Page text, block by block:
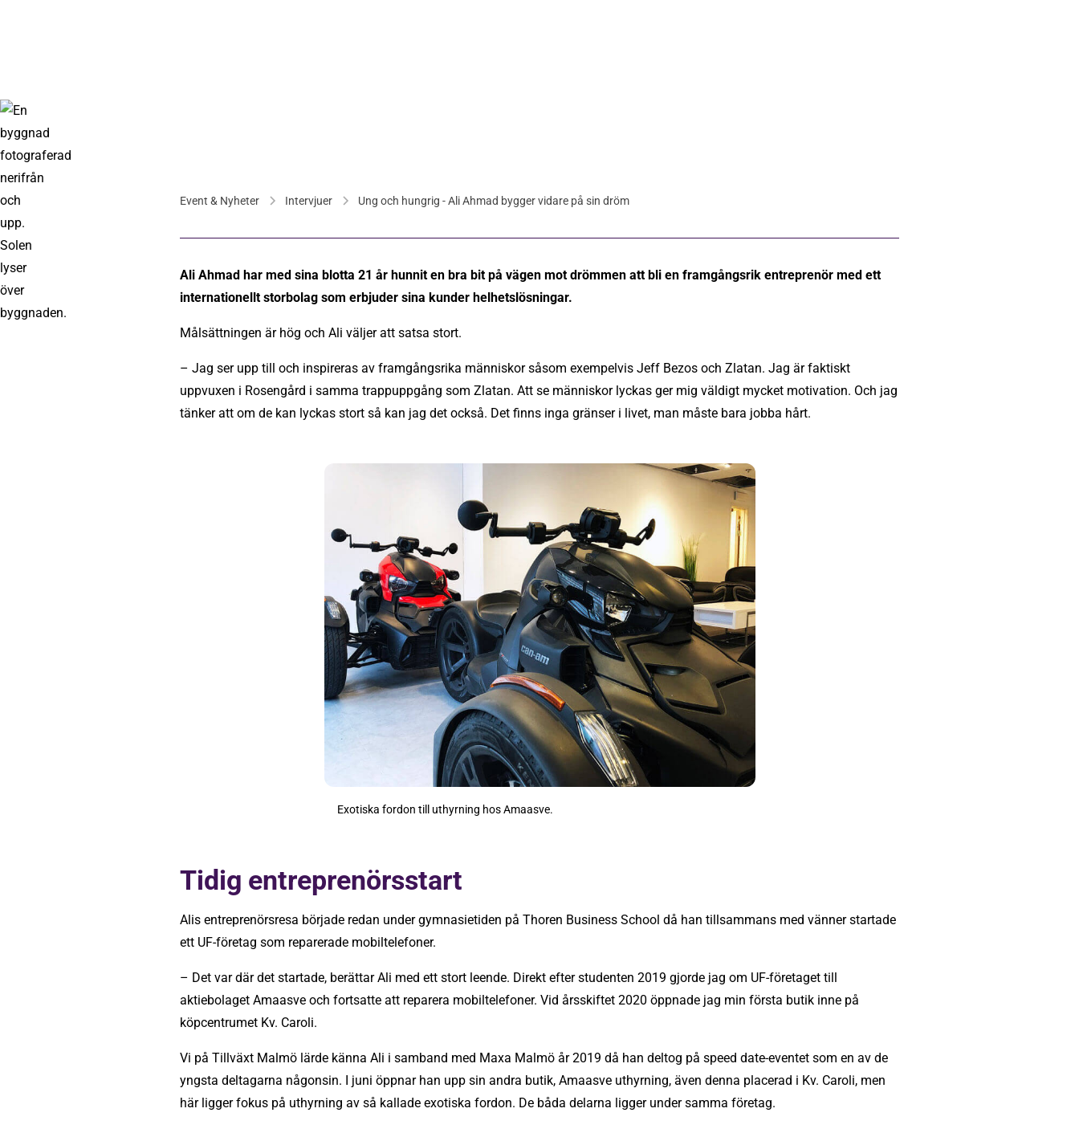
Event & Nyheter Intervjuer Ung och hungrig - Ali Ahmad bygger vidare på sin dröm
Ali Ahmad har med sina blotta 21 år hunnit en bra bit på vägen mot drömmen att bli en framgångsrik entreprenör med ett
internationellt storbolag som erbjuder sina kunder helhetslösningar.
Målsättningen är hög och Ali väljer att satsa stort.
– Jag ser upp till och inspireras av framgångsrika människor såsom exempelvis Jeff Bezos och Zlatan. Jag är faktiskt
uppvuxen i Rosengård i samma trappuppgång som Zlatan. Att se människor lyckas ger mig väldigt mycket motivation. Och jag
tänker att om de kan lyckas stort så kan jag det också. Det finns inga gränser i livet, man måste bara jobba hårt.
Exotiska fordon till uthyrning hos Amaasve.
Tidig entreprenörsstart
Alis entreprenörsresa började redan under gymnasietiden på Thoren Business School då han tillsammans med vänner startade
ett UF-företag som reparerade mobiltelefoner.
– Det var där det startade, berättar Ali med ett stort leende. Direkt efter studenten 2019 gjorde jag om UF-företaget till
aktiebolaget Amaasve och fortsatte att reparera mobiltelefoner. Vid årsskiftet 2020 öppnade jag min första butik inne på
köpcentrumet Kv. Caroli.
Vi på Tillväxt Malmö lärde känna Ali i samband med Maxa Malmö år 2019 då han deltog på speed date-eventet som en av de
yngsta deltagarna någonsin. I juni öppnar han upp sin andra butik, Amaasve uthyrning, även denna placerad i Kv. Caroli, men
här ligger fokus på uthyrning av så kallade exotiska fordon. De båda delarna ligger under samma företag.